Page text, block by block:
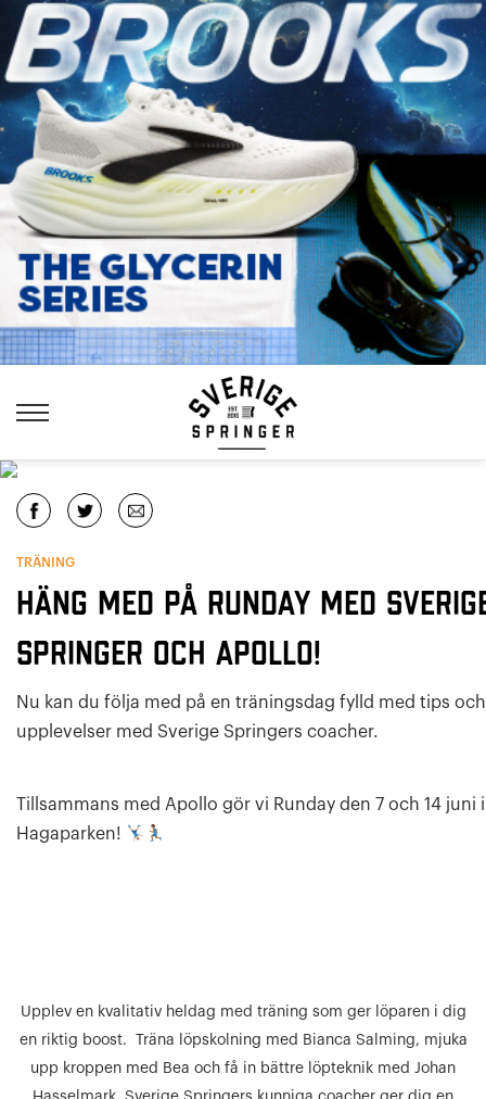
TRÄNING
Häng med på Runday med
Springer och Apollo!
Nu kan du följa med på en träningsdag fylld med tips och
upplevelser med Sverige Springers coacher.
Tillsammans med Apollo gör vi Runday den 7 och 14 juni i
Hagaparken!
Upplev en kvalitativ heldag med träning som ger löparen i dig
en riktig boost. Träna löpskolning med Bianca Salming, mjuka
upp kroppen med Bea och få in bättre löpteknik med Johan